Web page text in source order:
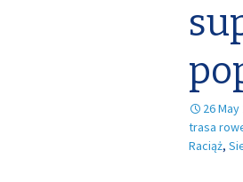
26 May
trasa
Raciąż,